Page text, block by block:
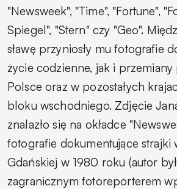
"Newsweek", "Time", "Fortune",
Spiegel", "Stern" czy "Geo".
sławę przyniosły mu fotografie
życie codzienne, jak i
Polsce oraz w pozostałych
bloku wschodniego. Zdjęcie
znalazło się na okładce
fotografie dokumentujące strajki
Gdańskiej w 1980 roku (autor
zagranicznym fotoreporterem